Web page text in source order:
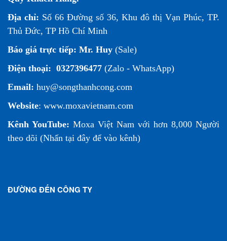
Địa chỉ: Số 66 Đường số 36, Khu đô thị Vạn Phúc, TP.
Thủ Đức, TP Hồ Chí Minh
Báo giá trực tiếp: Mr. Huy (Sale)
Điện thoại: 0327396477 (Zalo - WhatsApp)
Email: huy@songthanhcong.com
Website: www.moxavietnam.com
Kênh YouTube: Moxa Việt Nam với hơn 8,000 Người
theo dõi (Nhấn tại đây để vào kênh)
ĐƯỜNG ĐẾN CÔNG TY